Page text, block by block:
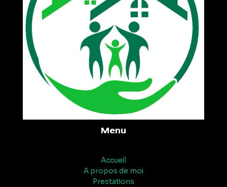
Menu
Accueil
A propos de moi
Prestations